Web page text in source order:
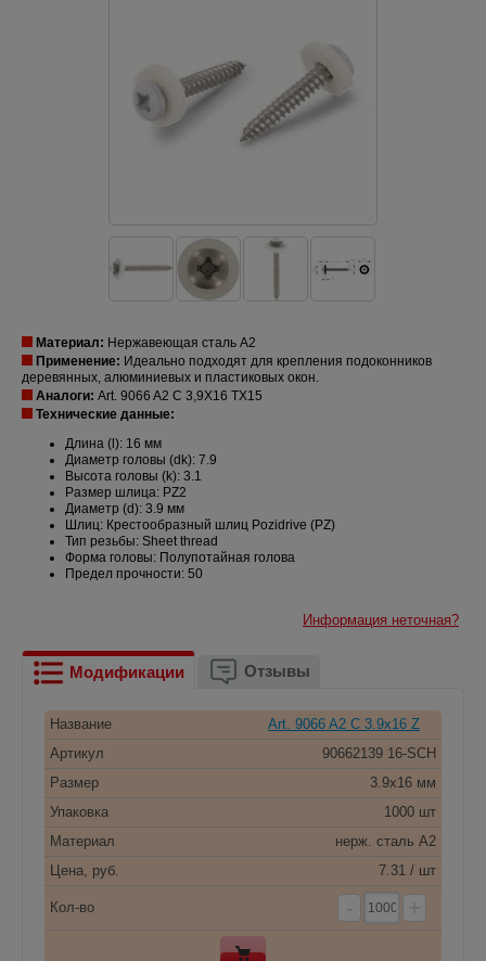
Материал: Нержавеющая сталь A2
Применение: Идеально подходят для крепления подоконников
деревянных, алюминиевых и пластиковых окон.
Аналоги: Art. 9066 A2 C 3,9X16 TX15
Технические данные:
Длина (l): 16 мм
Диаметр головы (dk): 7.9
Высота головы (k): 3.1
Размер шлица: PZ2
Диаметр (d): 3.9 мм
Шлиц: Крестообразный шлиц Pozidrive (PZ)
Тип резьбы: Sheet thread
Форма головы: Полупотайная голова
Предел прочности: 50
Информация неточная?
Модификации Отзывы
Название
Art. 9066 A2 C 3.9x16 Z
Артикул
90662139 16-SCH
Размер
3.9x16 мм
Упаковка
1000 шт
Материал
нерж. сталь A2
Цена, руб.
7.31 / шт
Кол-во